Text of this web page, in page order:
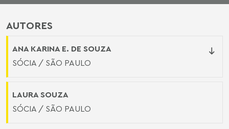
AUTORES
ANA KARINA E. DE SOUZA
SÓCIA / SÃO PAULO
LAURA SOUZA
SÓCIA / SÃO PAULO